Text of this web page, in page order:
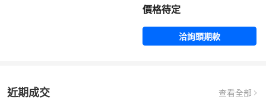
價格待定
洽詢頭期款
近期成交 查看全部